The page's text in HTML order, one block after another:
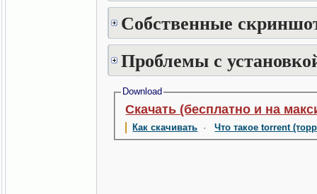
Собственные
Проблемы с
Download
Скачать (бесплатно и на
Как скачивать ·Что такое torrent